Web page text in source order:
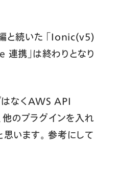
と続いた 「Ionic(v5)
携」は終わりとなり
なくAWS API
のプラグインを入れ
います。 参考にして